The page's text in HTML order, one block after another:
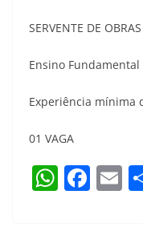
SERVENTE DE
Ensino
Experiência mínima
01 VAGA
W F E